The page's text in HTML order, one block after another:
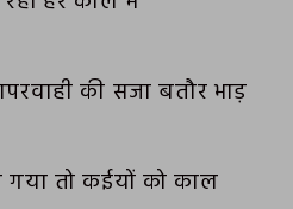
की सजा बतौर भाड़
तो कईयों को काल